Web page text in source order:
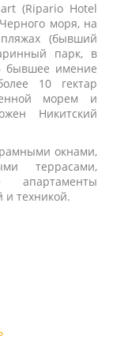
(Ripario Hotel
моря, на
(бывший
парк, в
бывшее имение
10 гектар
морем и
Никитский
окнами,
террасами,
апартаменты
и техникой.